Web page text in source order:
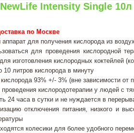
Intensity Single 10л
по Москве
для получения кислорода из
для проведения кислородной
изготовления кислородных коктейлей
10 литров кислорода в минуту
93% +/- 3% (вне зависимости от
кислородотерапии у людей с
24 часа в сутки и не нуждается в
отключения питания, низкого и
колесики для более удобного